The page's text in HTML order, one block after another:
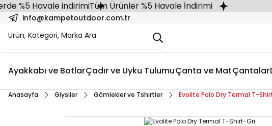
Havale indirimiTüm Ürünler %5 Havale İndirimi
info@kampetoutdoor.com.tr
Ayakkabı ve BotlarÇadır ve Uyku TulumuÇanta ve MatÇantalar
Anasayfa Giysiler Gömlekler ve Tshirtler Evolite Polo Dry Termal T-